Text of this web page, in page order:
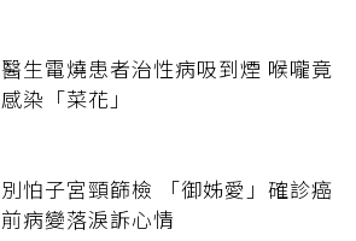
醫生電燒患者治性病吸到煙 喉嚨竟
感染「菜花」
別怕子宮頸篩檢 「御姊愛」確診癌
前病變落淚訴心情